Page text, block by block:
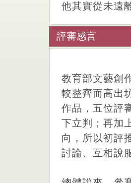
他其實從未遠
評審感言
教育部文藝創
較整齊而高出
作品，五位評
下立判；再加
向，所以初評
討論、互相說